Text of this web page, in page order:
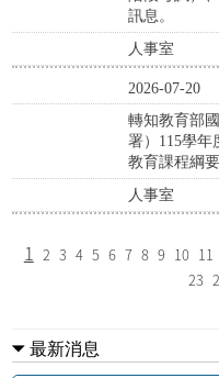
訊息。
人事室
2026-07-20
轉知教育部
署）115學年
教育課程綱
人事室
1 2 3 4 5 6 7 8 9 10 11
23
最新消息